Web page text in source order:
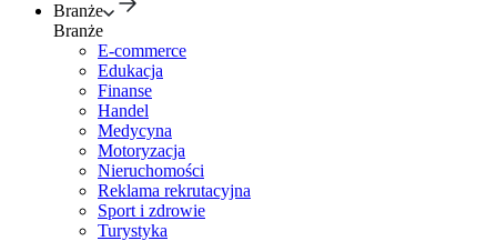
Branże
Branże
E-commerce
Edukacja
Finanse
Handel
Medycyna
Motoryzacja
Nieruchomości
Reklama rekrutacyjna
Sport i zdrowie
Turystyka